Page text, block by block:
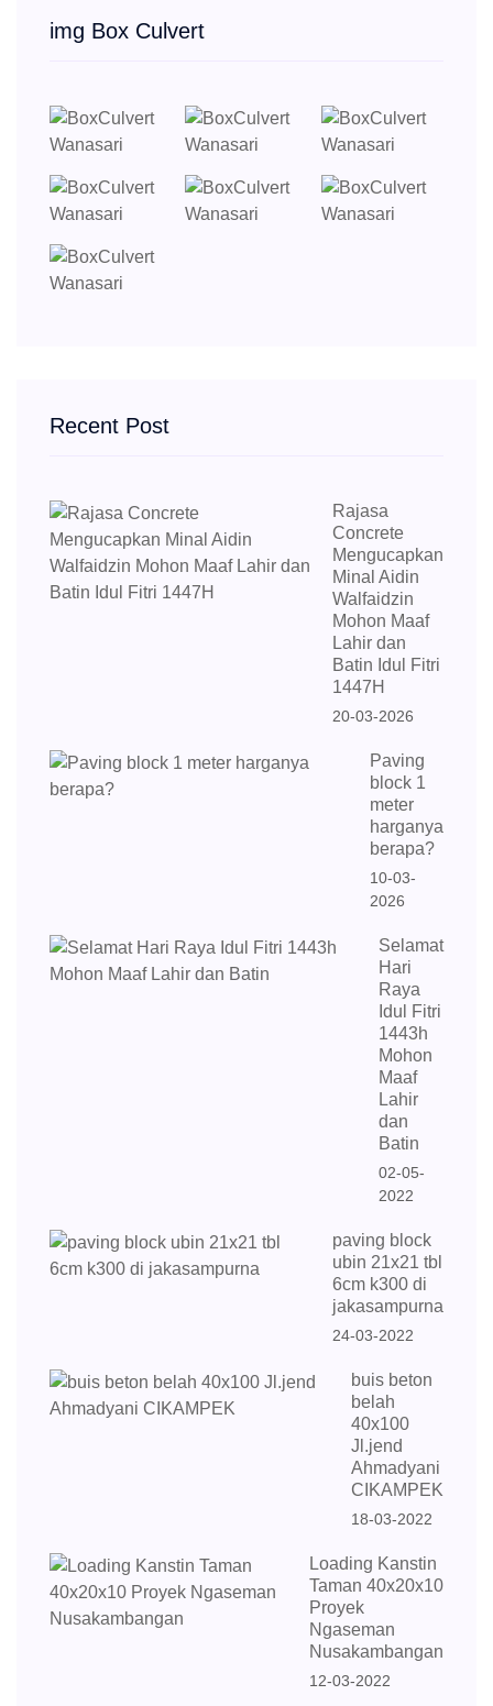
img Box Culvert
Recent Post
Rajasa
Concrete
Mengucapkan
Minal Aidin
Walfaidzin
Mohon Maaf
Lahir dan
Batin Idul Fitri
1447H
20-03-2026
Paving
block 1
meter
harganya
berapa?
10-03-
2026
Selamat
Hari
Raya
Idul Fitri
1443h
Mohon
Maaf
Lahir
dan
Batin
02-05-
2022
paving block
ubin 21x21 tbl
6cm k300 di
jakasampurna
24-03-2022
buis beton
belah
40x100
Jl.jend
Ahmadyani
CIKAMPEK
18-03-2022
Loading Kanstin
Taman 40x20x10
Proyek
Ngaseman
Nusakambangan
12-03-2022